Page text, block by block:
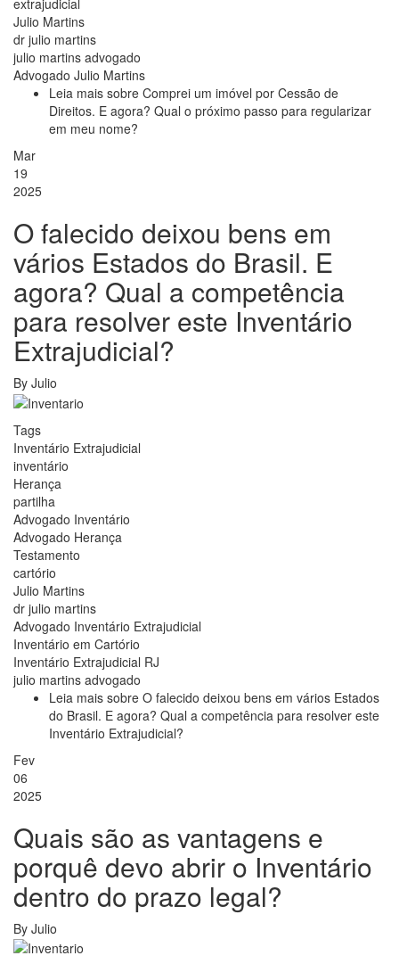
extrajudicial
Julio Martins
dr julio martins
julio martins advogado
Advogado Julio Martins
Leia mais sobre Comprei um imóvel por Cessão de
Direitos. E agora? Qual o próximo passo para regularizar
em meu nome?
Mar
19
2025
O falecido deixou bens em
vários Estados do Brasil. E
agora? Qual a competência
para resolver este Inventário
Extrajudicial?
By Julio
Tags
Inventário Extrajudicial
inventário
Herança
partilha
Advogado Inventário
Advogado Herança
Testamento
cartório
Julio Martins
dr julio martins
Advogado Inventário Extrajudicial
Inventário em Cartório
Inventário Extrajudicial RJ
julio martins advogado
Leia mais sobre O falecido deixou bens em vários Estados
do Brasil. E agora? Qual a competência para resolver este
Inventário Extrajudicial?
Fev
06
2025
Quais são as vantagens e
porquê devo abrir o Inventário
dentro do prazo legal?
By Julio